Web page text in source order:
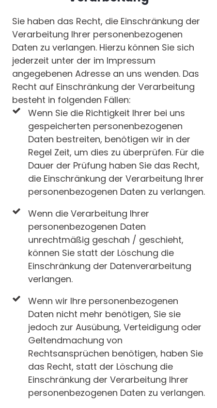
Sie haben das Recht, die Einschränkung der
Verarbeitung Ihrer personenbezogenen
Daten zu verlangen. Hierzu können Sie sich
jederzeit unter der im Impressum
angegebenen Adresse an uns wenden. Das
Recht auf Einschränkung der Verarbeitung
besteht in folgenden Fällen:
Wenn Sie die Richtigkeit Ihrer bei uns
gespeicherten personenbezogenen
Daten bestreiten, benötigen wir in der
Regel Zeit, um dies zu überprüfen. Für die
Dauer der Prüfung haben Sie das Recht,
die Einschränkung der Verarbeitung Ihrer
personenbezogenen Daten zu verlangen.
Wenn die Verarbeitung Ihrer
personenbezogenen Daten
unrechtmäßig geschah / geschieht,
können Sie statt der Löschung die
Einschränkung der Datenverarbeitung
verlangen.
Wenn wir Ihre personenbezogenen
Daten nicht mehr benötigen, Sie sie
jedoch zur Ausübung, Verteidigung oder
Geltendmachung von
Rechtsansprüchen benötigen, haben Sie
das Recht, statt der Löschung die
Einschränkung der Verarbeitung Ihrer
personenbezogenen Daten zu verlangen.